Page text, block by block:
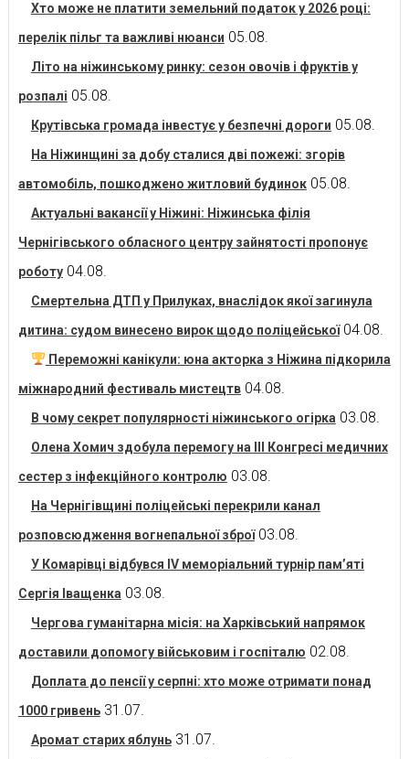
Хто може не платити земельний податок у 2026 році:
перелік пільг та важливі нюанси 05.08.
Літо на ніжинському ринку: сезон овочів і фруктів у
розпалі 05.08.
Крутівська громада інвестує у безпечні дороги 05.08.
На Ніжинщині за добу сталися дві пожежі: згорів
автомобіль, пошкоджено житловий будинок 05.08.
Актуальні вакансії у Ніжині: Ніжинська філія
Чернігівського обласного центру зайнятості пропонує
роботу 04.08.
Смертельна ДТП у Прилуках, внаслідок якої загинула
дитина: судом винесено вирок щодо поліцейської 04.08.
Переможні канікули: юна акторка з Ніжина підкорила
міжнародний фестиваль мистецтв 04.08.
В чому секрет популярності ніжинського огірка 03.08.
Олена Хомич здобула перемогу на ІІІ Конгресі медичних
сестер з інфекційного контролю 03.08.
На Чернігівщині поліцейські перекрили канал
розповсюдження вогнепальної зброї 03.08.
У Комарівці відбувся IV меморіальний турнір пам’яті
Сергія Іващенка 03.08.
Чергова гуманітарна місія: на Харківський напрямок
доставили допомогу військовим і госпіталю 02.08.
Доплата до пенсії у серпні: хто може отримати понад
1000 гривень 31.07.
Аромат старих яблунь 31.07.